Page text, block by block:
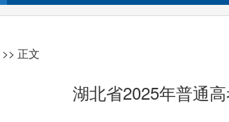
>> 正文
湖北省2025年普通